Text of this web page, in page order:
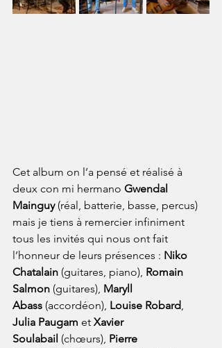
Cet album on l’a pensé et réalisé à
deux con mi hermano Gwendal
Mainguy (réal, batterie, basse, percus)
mais je tiens à remercier infiniment
tous les invités qui nous ont fait
l’honneur de leurs présences : Niko
Chatalain (guitares, piano), Romain
Salmon (guitares), Maryll
Abass (accordéon), Louise Robard,
Julia Paugam et Xavier
Soulabail (chœurs), Pierre